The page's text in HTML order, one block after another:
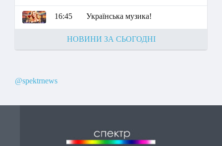
16:45 Українська музика!
НОВИНИ ЗА СЬОГОДНІ
@spektrnews